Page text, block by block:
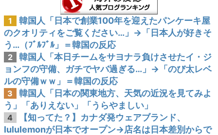
1
韓国人「日本で創業100年を迎えたパンケーキ屋
のクオリティをご覧ください…」→「日本人が好きそ
う…（ﾌﾞﾙﾌﾞﾙ」＝韓国の反応
2
韓国人「本日チームをサヨナラ負けさせたイ・ジ
ョンフの守備、ガチでヤバ過ぎる…」→「のび太レベ
ルの守備ｗｗ」＝韓国の反応
3
韓国人「日本の関東地方、天気の近況を見てみよ
う」「ありえない」「うらやましい」
4
【知ってた？】カナダ発ウェアブランド、
lululemonが日本でオープン→店名は日本差別からで